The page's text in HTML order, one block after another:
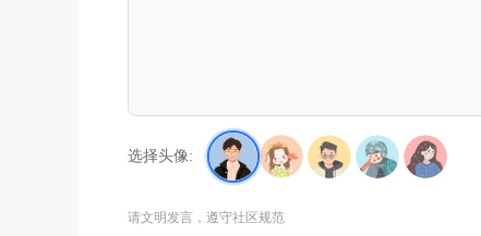
选择头像:
请文明发言，遵守社区规范